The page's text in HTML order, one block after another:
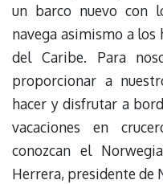
un barco nuevo con
navega asimismo a
del Caribe. Para
proporcionar a
hacer y disfrutar a
vacaciones en
conozcan el
Herrera, presidente de